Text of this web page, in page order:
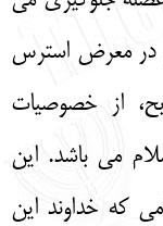
در معرض استرس
از خصوصیات
می‌ باشد. این
که خداوند این